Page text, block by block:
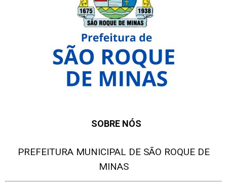
SOBRE NÓS
PREFEITURA MUNICIPAL DE SÃO ROQUE DE
MINAS